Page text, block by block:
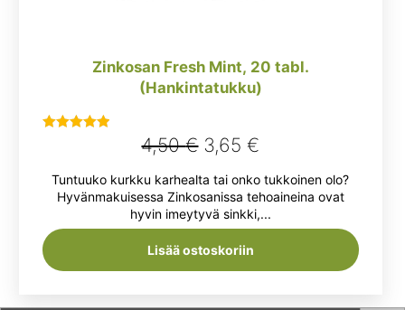
Zinkosan Fresh Mint, 20 tabl.
(Hankintatukku)
5.00/ 5
4,50€ Alkuperäinen
hinta
oli:
4,50 €.
3,65€
hinta
on:
3,65 €.
Tuntuuko kurkku karhealta tai onko tukkoinen olo?
Hyvänmakuisessa Zinkosanissa tehoaineina ovat
hyvin imeytyvä sinkki,...
Lisää ostoskoriin